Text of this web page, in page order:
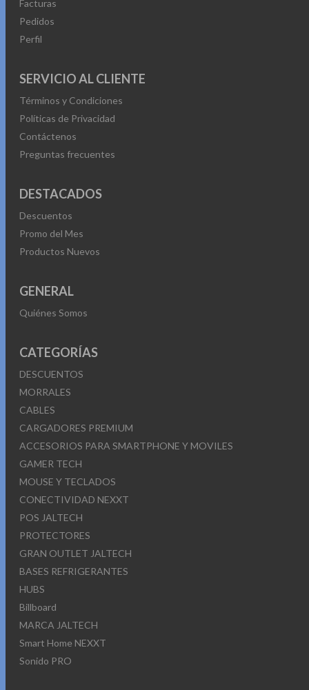
Facturas
Pedidos
Perfil
SERVICIO AL CLIENTE
Términos y Condiciones
Políticas de Privacidad
Contáctenos
Preguntas frecuentes
DESTACADOS
Descuentos
Promo del Mes
Productos Nuevos
GENERAL
Quiénes Somos
CATEGORÍAS
DESCUENTOS
MORRALES
CABLES
CARGADORES PREMIUM
ACCESORIOS PARA SMARTPHONE Y MOVILES
GAMER TECH
MOUSE Y TECLADOS
CONECTIVIDAD NEXXT
POS JALTECH
PROTECTORES
GRAN OUTLET JALTECH
BASES REFRIGERANTES
HUBS
Billboard
MARCA JALTECH
Smart Home NEXXT
Sonido PRO